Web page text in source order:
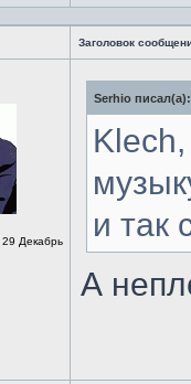
Заголовок
29 Декабрь
Serhio писал(а):
и так
А